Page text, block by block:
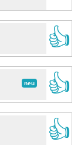
👍
neu
👍
👍